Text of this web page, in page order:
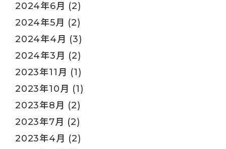
2024年6月 (2)
2024年5月 (2)
2024年4月 (3)
2024年3月 (2)
2023年11月 (1)
2023年10月 (1)
2023年8月 (2)
2023年7月 (2)
2023年4月 (2)